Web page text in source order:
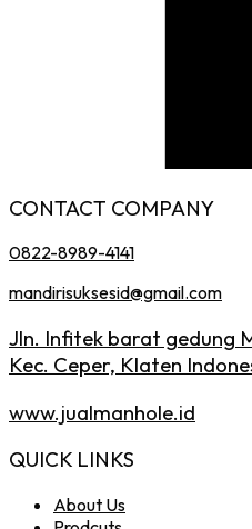
CONTACT COMPANY
0822-8989-4141
mandirisuksesid@gmail.com
Jln. Infitek barat gedung
Kec. Ceper, Klaten
www.jualmanhole.id
QUICK LINKS
About Us